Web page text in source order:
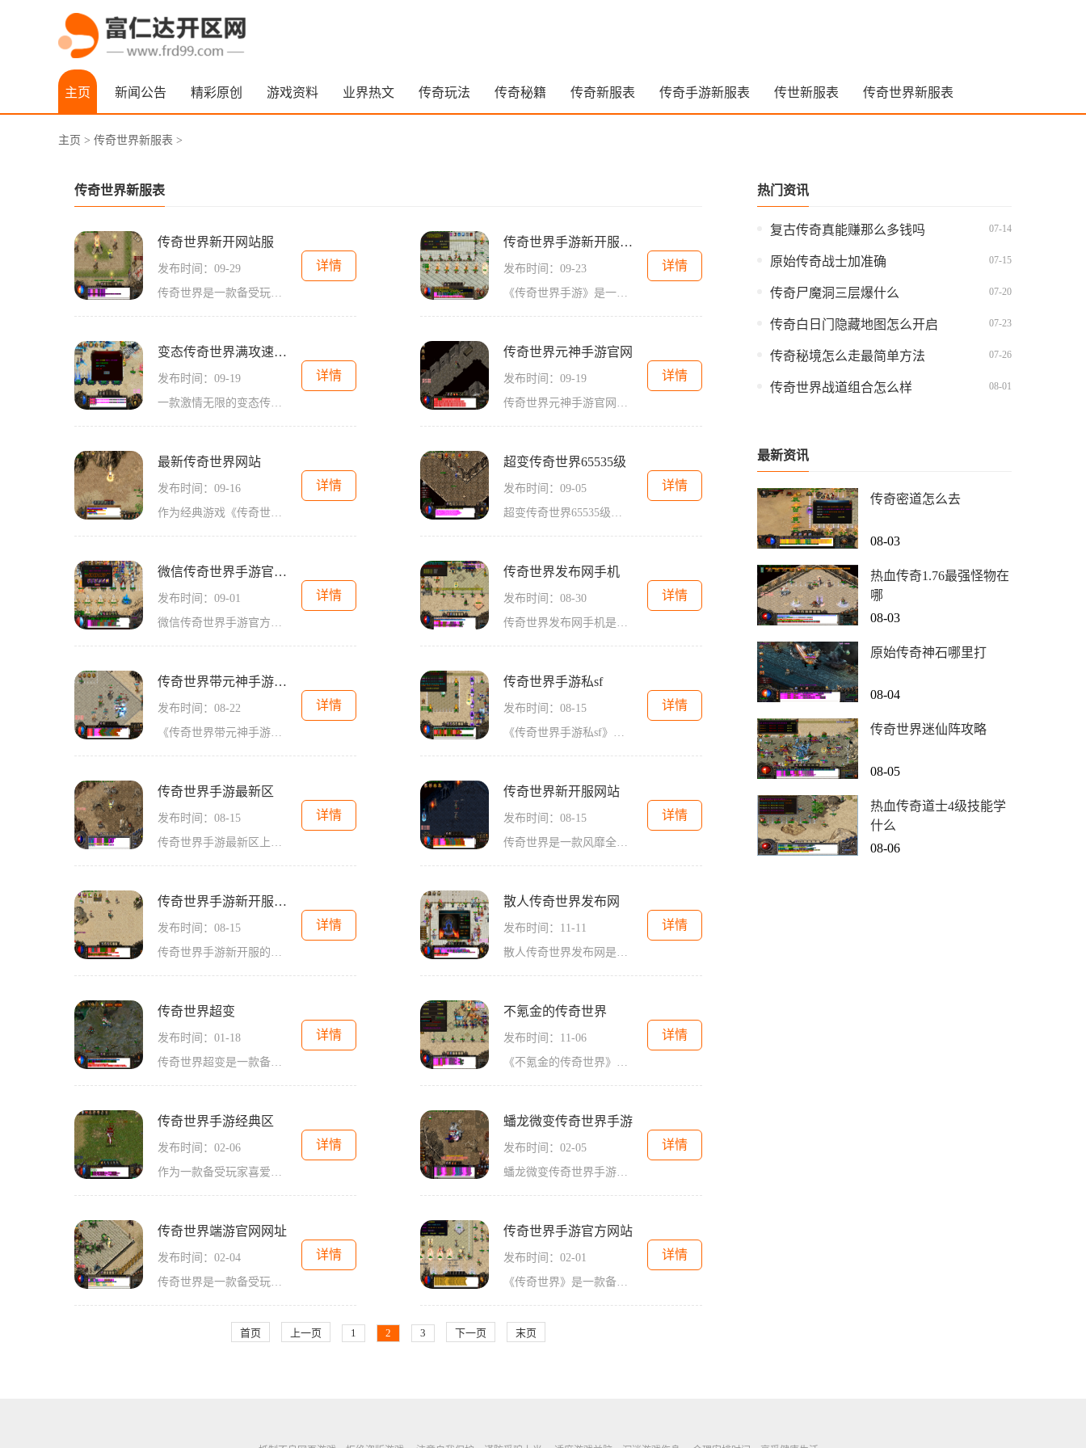
主页 新闻公告 精彩原创 游戏资料 业界热文 传奇玩法 传奇秘籍 传奇新服表 传奇手游新服表 传世新服表 传奇世界新服表
主页 > 传奇世界新服表 >
传奇世界新服表
传奇世界新开网站服
发布时间：09-29
传奇世界是一款备受玩家喜爱的网络游戏，自从发布以来就吸引了众多玩家的关注和追捧。网络游戏的不断发展和进步，使得传奇世界又诞生了新开的网站服。这篇文章将向大家介绍传
详情
传奇世界手游新开服网站今日一区
发布时间：09-23
《传奇世界手游》是一款备受玩家热爱的经典传奇游戏的手游版本，它采用了传奇系列游戏的核心要素，如霸气的战斗系统、刺激的PK玩法以及各种各样的副本和任务。今天我们将介绍即
详情
变态传奇世界满攻速手游发布网站
发布时间：09-19
一款激情无限的变态传奇世界满攻速手游近日隆重发布！作为一款经典传奇手游的继承者和创新者，该游戏以其精美的画面和刺激的玩法吸引了广大玩家的关注和喜爱。下面就让我们一
详情
传奇世界元神手游官网
发布时间：09-19
传奇世界元神手游官网是一款备受期待的全新手游，它是在原传奇世界的基础上进行创新发展的力作。作为一款经典回合制手游，传奇世界元神手游官网将给玩家带来全新的游戏体验。
详情
最新传奇世界网站
发布时间：09-16
作为经典游戏《传奇世界》的最新版本，《传奇世界》网站近期上线，为广大玩家提供了一个全新的游戏体验平台。紧跟时代的步伐，适应玩家需求的改变，这个全新的网站汇聚了传奇
详情
超变传奇世界65535级
发布时间：09-05
超变传奇世界65535级是一款备受玩家热爱的传奇游戏。在这个游戏中，玩家将体验到传奇世界65535级独特的玩法和世界观。本文将介绍游戏的具体玩法，以及玩家所能体验到的乐趣。游戏
详情
微信传奇世界手游官方网
发布时间：09-01
微信传奇世界手游官方网是一款备受期待的手机游戏，该游戏汇集了传奇世界的经典元素，并在微信平台上进行了全新的创新和优化。以下将为大家详细介绍游戏的具体玩法，以帮助玩
详情
传奇世界发布网手机
发布时间：08-30
传奇世界发布网手机是一款经典多人在线游戏的手机版，为用户提供了一个全新的游戏体验。作为一款传奇系列的衍生作品，传奇世界发布网手机延续了其它平台上的经典玩法，并针对
详情
传奇世界带元神手游官方网
发布时间：08-22
《传奇世界带元神手游官方网——带你进入精彩的游戏世界》随着智能手机的普及和网络技术的发展，手游成为了人们生活不可或缺的一部分。而在众多手游中，以其独特的玩法和吸引
详情
传奇世界手游私sf
发布时间：08-15
《传奇世界手游私sf》是一款备受期待的手机游戏，它以传奇系列经典玩法为基础，并在细节上进行了优化和改进，带给玩家们更加刺激和精彩的游戏体验。下面我们一起来了解一下这款
详情
传奇世界手游最新区
发布时间：08-15
传奇世界手游最新区上线啦！作为经典传奇系列手游的最新力作，这款游戏将带给玩家全新的惊喜和乐趣。在这个最新区中，玩家将能够体验到更加多样化和刺激的游戏内容。无论是对
详情
传奇世界新开服网站
发布时间：08-15
传奇世界是一款风靡全球的在线角色扮演游戏，它于2001年首次发布，自此以来一直秉持着高自由度、高自由交互、高自由成长的游戏理念，深受广大玩家的喜爱。我们荣幸地宣布全新开
详情
传奇世界手游新开服的网站
发布时间：08-15
传奇世界手游新开服的网站是玩家们期待已久的一款游戏平台。作为一款经典的网游IP移植手游，传奇世界手游在上线之初就引起了广大玩家的热议和关注。这个新开服的网站为玩家提供
详情
散人传奇世界发布网
发布时间：11-11
散人传奇世界发布网是一款备受玩家喜爱的多人在线角色扮演游戏。这个游戏以其丰富多样的玩法和精美的画面设计而闻名，吸引了大量的玩家前来探索这个虚拟世界。在散人传奇世界
详情
传奇世界超变
发布时间：01-18
传奇世界超变是一款备受玩家喜爱的网游，它以其丰富多样的玩法和独特的游戏体验而闻名。下面将为大家详细介绍一下这款游戏的具体玩法。传奇世界超变拥有多个职业可供选取。游
详情
不氪金的传奇世界
发布时间：11-06
《不氪金的传奇世界》是一款风靡全球的在线游戏，以其独特的玩法和丰富的游戏内容，吸引了多数玩家的关注和喜爱。与其他网络游戏不同的是，该游戏注重平衡性和公平性，让玩家
详情
传奇世界手游经典区
发布时间：02-06
作为一款备受玩家喜爱的游戏，传奇世界手游经典区自问世以来一直深受玩家追捧。作为传奇系列游戏的最新力作，传奇世界手游经典区以其独特的玩法和精美的画面，在游戏界赢得了
详情
蟠龙微变传奇世界手游
发布时间：02-05
蟠龙微变传奇世界手游是一款备受玩家喜爱的手机游戏。在这个游戏中，玩家们可以体验到各种刺激的战斗，丰富的剧情和多样化的玩法。下面我们就一起来了解一下这款游戏的具体玩
详情
传奇世界端游官网网址
发布时间：02-04
传奇世界是一款备受玩家喜爱的端游，它拥有精美的画面、丰富的剧情和刺激的战斗玩法。想要体验传奇世界的精彩世界吗？那就赶快来传奇世界的官方网站吧！传奇世界官网网址为。
详情
传奇世界手游官方网站
发布时间：02-01
《传奇世界》是一款备受玩家喜爱的经典角色扮演游戏，在移动端推出的手游版同样拥有广大的忠实粉丝。作为官方网站，传奇世界手游官方网站为玩家提供了丰富的游戏信息和详细的
详情
首页 上一页 1 2 3 下一页 末页
热门资讯
复古传奇真能赚那么多钱吗 07-14
原始传奇战士加准确 07-15
传奇尸魔洞三层爆什么 07-20
传奇白日门隐藏地图怎么开启 07-23
传奇秘境怎么走最简单方法 07-26
传奇世界战道组合怎么样 08-01
最新资讯
传奇密道怎么去
08-03
热血传奇1.76最强怪物在
哪
08-03
原始传奇神石哪里打
08-04
传奇世界迷仙阵攻略
08-05
热血传奇道士4级技能学
什么
08-06